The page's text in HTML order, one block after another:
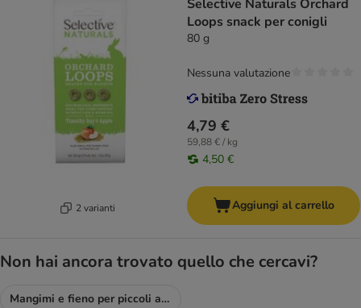
2 varianti
Selective Naturals Orchard
Loops snack per conigli
80 g
4,79 €
59,88 € / kg
4,50 €
Nessuna valutazione
Aggiungi al carrello
Non hai ancora trovato quello che cercavi?
Mangimi e fieno per piccoli animali & Co